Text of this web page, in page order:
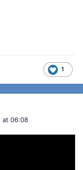
1
at 06:08